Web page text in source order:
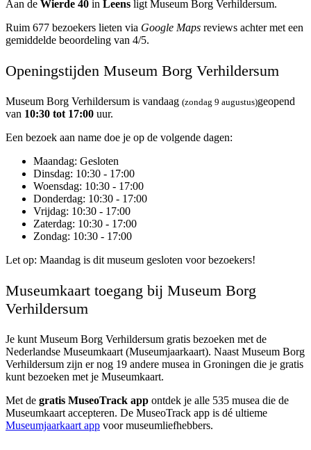
Aan de Wierde 40 in Leens ligt Museum Borg Verhildersum.
Ruim 677 bezoekers lieten via Google Maps reviews achter met een
gemiddelde beoordeling van 4/5.
Openingstijden Museum Borg Verhildersum
Museum Borg Verhildersum is vandaag (zondag 9 augustus)geopend
van 10:30 tot 17:00 uur.
Een bezoek aan name doe je op de volgende dagen:
Maandag: Gesloten
Dinsdag: 10:30 - 17:00
Woensdag: 10:30 - 17:00
Donderdag: 10:30 - 17:00
Vrijdag: 10:30 - 17:00
Zaterdag: 10:30 - 17:00
Zondag: 10:30 - 17:00
Let op: Maandag is dit museum gesloten voor bezoekers!
Museumkaart toegang bij Museum Borg
Verhildersum
Je kunt Museum Borg Verhildersum gratis bezoeken met de
Nederlandse Museumkaart (Museumjaarkaart). Naast Museum Borg
Verhildersum zijn er nog 19 andere musea in Groningen die je gratis
kunt bezoeken met je Museumkaart.
Met de gratis MuseoTrack app ontdek je alle 535 musea die de
Museumkaart accepteren. De MuseoTrack app is dé ultieme
Museumjaarkaart app voor museumliefhebbers.